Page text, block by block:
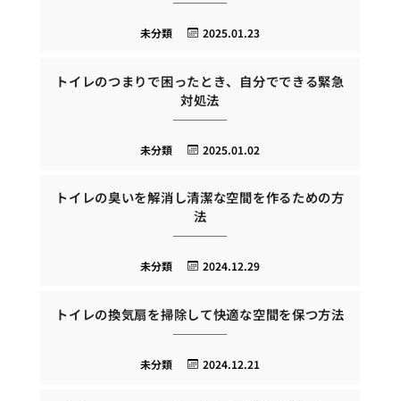
2025.01.23
未分類
トイレのつまりで困ったとき、自分でできる緊急
対処法
2025.01.02
未分類
トイレの臭いを解消し清潔な空間を作るための方
法
2024.12.29
未分類
トイレの換気扇を掃除して快適な空間を保つ方法
2024.12.21
未分類